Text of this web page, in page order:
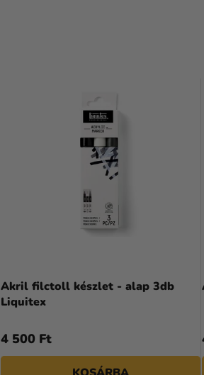
Akril filctoll készlet - alap 3db
Liquitex
4 500 Ft